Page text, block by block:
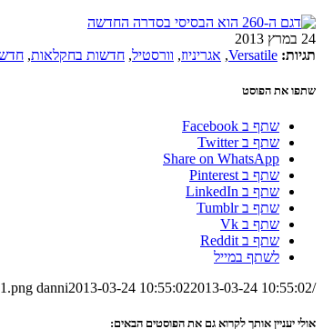
24 במרץ 2013
תגיות: Versatile
, אגריניוז, וורסטיל, חדשות בחקלאות,
שתפו את הפוסט
שתף ב Facebook
שתף ב Twitter
Share on WhatsApp
שתף ב Pinterest
שתף ב LinkedIn
שתף ב Tumblr
שתף ב Vk
שתף ב Reddit
לשתף במייל
/wp-content/uploads/2023/08/logo-site-300x131.png
danni2013-03-24 10:55:022013-03-24 10:55:02
אולי יעניין אותך לקרוא גם את הפוסטים הבאים: